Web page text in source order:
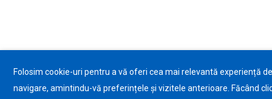
Folosim cookie-uri pentru a vă oferi cea mai relevantă experiență de
navigare, amintindu-vă preferințele și vizitele anterioare. Făcând